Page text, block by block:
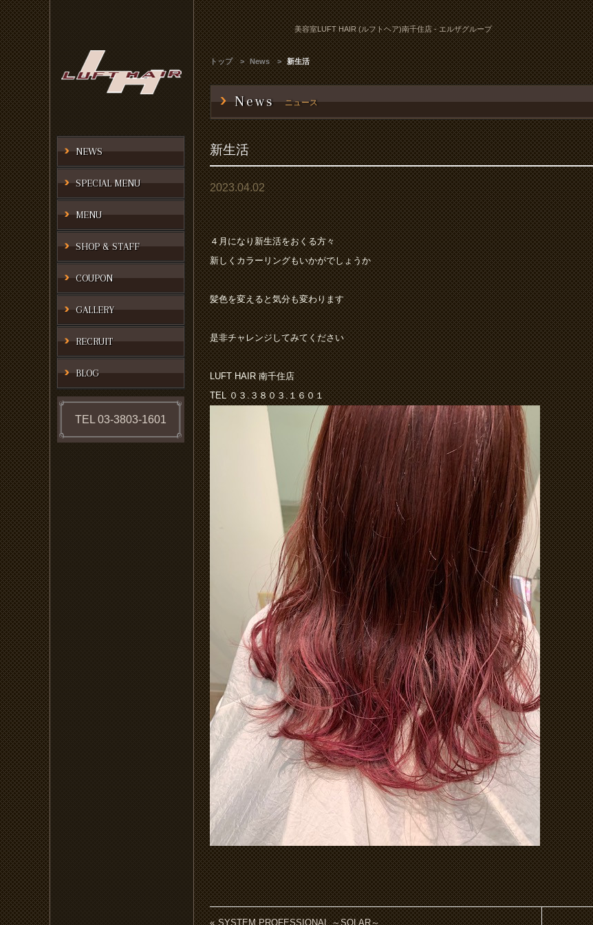
NEWS
SPECIAL MENU
MENU
SHOP & STAFF
COUPON
GALLERY
RECRUIT
BLOG
TEL 03-3803-1601
美容室LUFT HAIR (ルフトヘア)南千住店 - エルザグループ
トップ News 新生活
News ニュース
新生活
2023.04.02
４月になり新生活をおくる方々
新しくカラーリングもいかがでしょうか
髪色を変えると気分も変わります
是非チャレンジしてみてください
LUFT HAIR 南千住店
TEL ０３.３８０３.１６０１
SYSTEM PROFESSIONAL ～SOLAR～